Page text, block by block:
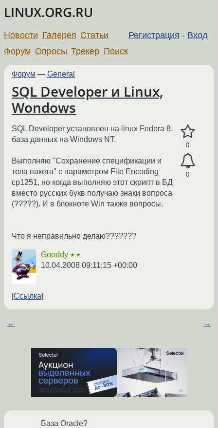
LINUX.ORG.RU
Регистрация - Вход
Новости Галерея Статьи
Форум Опросы Трекер Поиск
Форум — General
SQL Developer и Linux,
Wondows
0
0
SQL Developer установлен на linux Fedora 8,
база данных на Windows NT.
Выполняю "Сохранение спецификации и
тела пакета" с параметром File Encoding
cp1251, но когда выполняю этот скрипт в БД
вместо русских букв получаю знаки вопроса
(?????). И в блокноте Win также вопросы.
Что я неправильно делаю???????
Gooddy ★★
10.04.2008 09:11:15 +00:00
Ссылка
← →
База Oracle?